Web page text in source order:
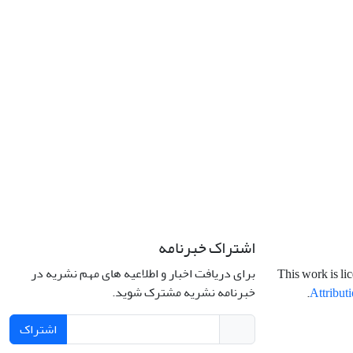
This work is
.
اشتراک خبرنامه
برای دریافت اخبار و اطلاعیه های مهم نشریه در
خبرنامه نشریه مشترک شوید.
اشتراک